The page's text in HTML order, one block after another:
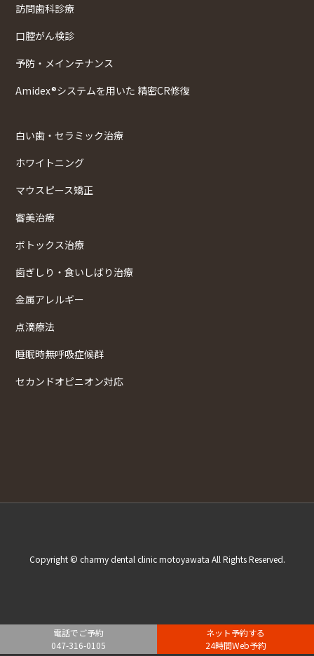
訪問歯科診療
口腔がん検診
予防・メインテナンス
Amidex®システムを用いた 精密CR修復
白い歯・セラミック治療
ホワイトニング
マウスピース矯正
審美治療
ボトックス治療
歯ぎしり・食いしばり治療
金属アレルギー
点滴療法
睡眠時無呼吸症候群
セカンドオピニオン対応
Copyright © charmy dental clinic motoyawata All Rights Reserved.
電話でご予約
047-316-0105
ネット予約する
24時間Web予約